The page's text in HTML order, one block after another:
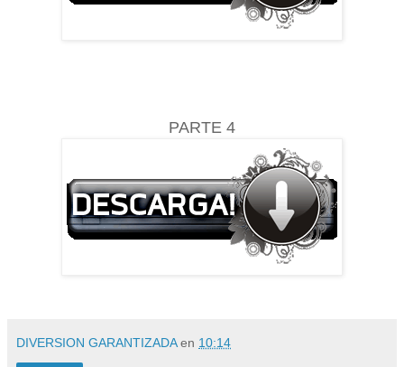
PARTE 4
DIVERSION GARANTIZADA en 10:14